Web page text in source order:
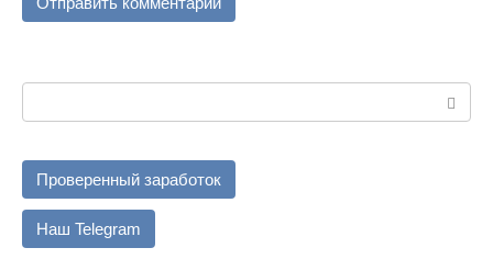
Проверенный заработок
Наш Telegram